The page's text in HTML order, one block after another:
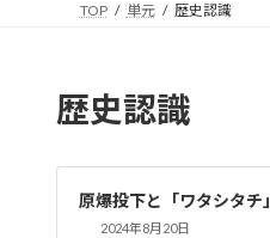
TOP 単元 歴史認識
歴史認識
原爆投下と「ワタシタチ」
2024年8月20日